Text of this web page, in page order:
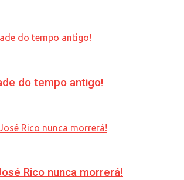
do tempo antigo!
Rico nunca morrerá!